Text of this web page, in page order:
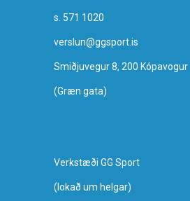
s. 571 1020
verslun@ggsport.is
Smiðjuvegur 8, 200 Kópavogur
(Græn gata)
Verkstæði GG Sport
​(lokað um helgar)